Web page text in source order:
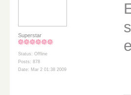
Superstar
Status: Offline
Posts: 878
Date: Mar 2 01:38 2009